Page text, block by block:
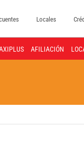
Locales
AFILIACIÓN